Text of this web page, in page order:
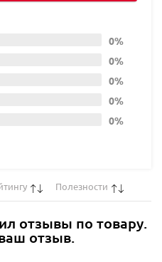
0%
0%
0%
0%
0%
Полезности
отзывы по товару.
отзыв.